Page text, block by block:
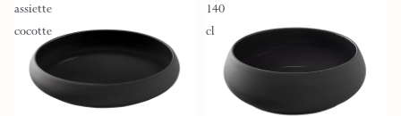
assiette
cocotte
140
cl